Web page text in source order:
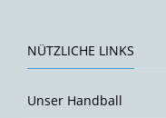
NÜTZLICHE LINKS
Unser Handball